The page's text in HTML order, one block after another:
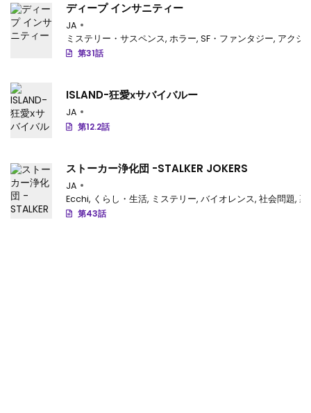
ディープ インサニティー
JA
ミステリー・サスペンス, ホラー, SF・ファンタジー, アクシ
第31話
ISLAND-狂愛ⅹサバイバルー
JA
第12.2話
ストーカー浄化団 -STALKER JOKERS
JA
Ecchi, くらし・生活, ミステリー, バイオレンス, 社会問題, 裏
第43話